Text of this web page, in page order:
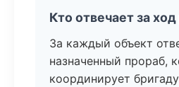
Кто отвечает за
За каждый объект
назначенный прораб,
координирует